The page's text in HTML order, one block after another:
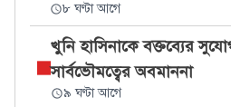
৮ ঘণ্টা আগে
খুনি হাসিনাকে বক্তব্যের
সার্বভৌমত্বের অবমাননা
৯ ঘণ্টা আগে